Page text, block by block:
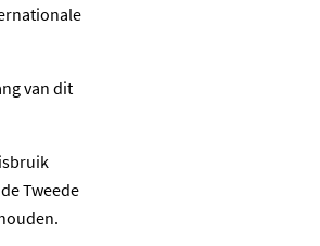
van dit
Tweede